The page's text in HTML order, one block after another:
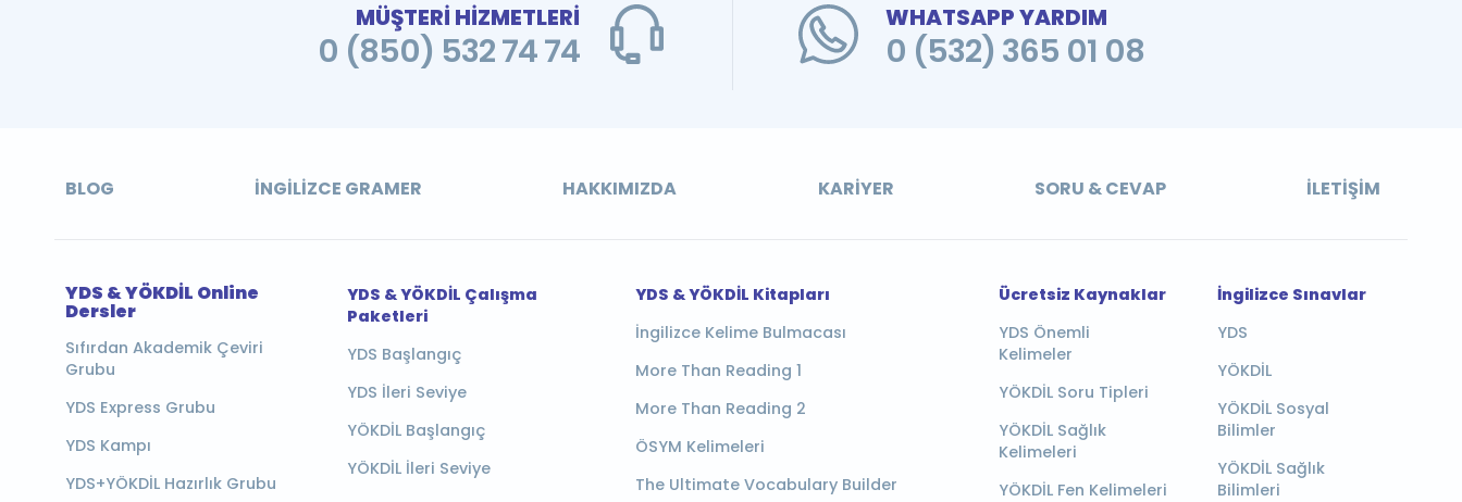
MÜŞTERİ HİZMETLERİ
0 (850) 532 74 74
WHATSAPP YARDIM
0 (532) 365 01 08
BLOG İNGILIZCE GRAMER HAKKIMIZDA KARIYER SORU & CEVAP İLETIŞIM
YDS & YÖKDİL Online
Dersler
Sıfırdan Akademik Çeviri
Grubu
YDS Express Grubu
YDS Kampı
YDS+YÖKDİL Hazırlık Grubu
YDS & YÖKDİL Çalışma
Paketleri
YDS Başlangıç
YDS İleri Seviye
YÖKDİL Başlangıç
YÖKDİL İleri Seviye
YDS & YÖKDİL Kitapları
İngilizce Kelime Bulmacası
More Than Reading 1
More Than Reading 2
ÖSYM Kelimeleri
The Ultimate Vocabulary Builder
Ücretsiz Kaynaklar
YDS Önemli
Kelimeler
YÖKDİL Soru Tipleri
YÖKDİL Sağlık
Kelimeleri
YÖKDİL Fen Kelimeleri
İngilizce Sınavlar
YDS
YÖKDİL
YÖKDİL Sosyal
Bilimler
YÖKDİL Sağlık
Bilimleri